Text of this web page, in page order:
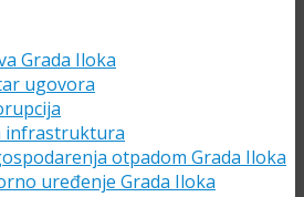
Grada Iloka
ugovora
infrastruktura
otpadom Grada Iloka
uređenje Grada Iloka